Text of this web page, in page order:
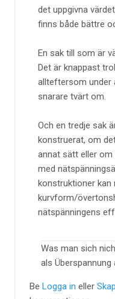
det uppgivna
finns både bättre
En sak till som är
Det är knappast
allteftersom under
snarare tvärt om.
Och en tredje sak
konstruerat, om
annat sätt eller
med
konstruktioner kan
kurvform/
nätspänningens
Was man sich
als Überspannung
Be Logga in eller